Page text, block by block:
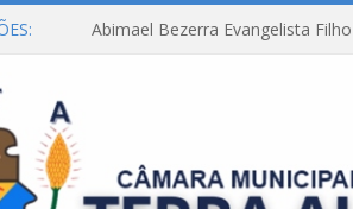
Abimael Bezerra Evangelista Filho